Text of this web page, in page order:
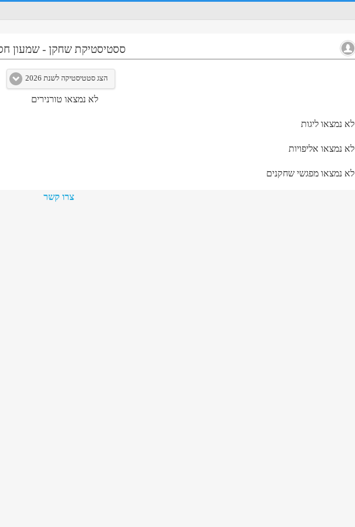
ססטיסטיקת שחקן-שמעון
הצג סטטיסטיקה לשנת 2026
לא נמצאו טורנירים
לא נמצאו ליגות
לא נמצאו אליפויות
לא נמצאו מפגשי שחקנים
צרו קשר